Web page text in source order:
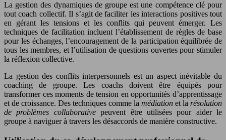
La gestion des dynamiques de groupe est une compétence clé pour
tout coach collectif. Il s’agit de faciliter les interactions positives tout
en gérant les tensions et les conflits qui peuvent émerger. Les
techniques de facilitation incluent l’établissement de règles de base
pour les échanges, l’encouragement de la participation équilibrée de
tous les membres, et l’utilisation de questions ouvertes pour stimuler
la réflexion collective.
La gestion des conflits interpersonnels est un aspect inévitable du
coaching de groupe. Les coachs doivent être équipés pour
transformer ces moments de tension en opportunités d’apprentissage
et de croissance. Des techniques comme la médiation et la résolution
de problèmes collaborativepeuvent être utilisées pour aider le
groupe à naviguer à travers les désaccords de manière constructive.